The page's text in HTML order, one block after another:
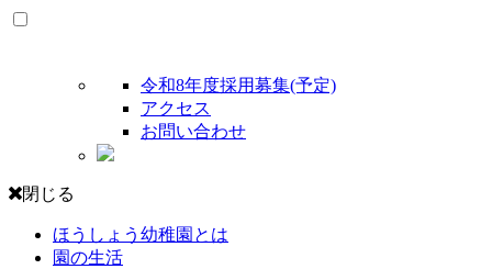
令和8年度採用募集(予定)
アクセス
お問い合わせ
閉じる
ほうしょう幼稚園とは
園の生活